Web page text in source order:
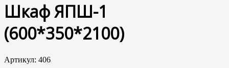
Шкаф ЯПШ-1
(600*350*2100)
Артикул: 406